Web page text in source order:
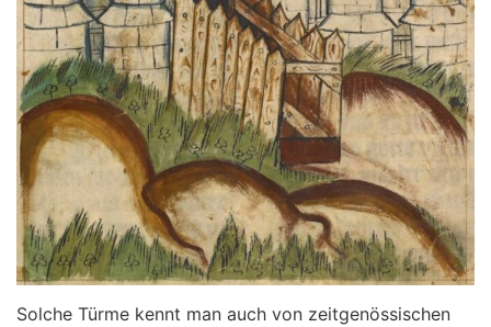
Solche Türme kennt man auch von zeitgenössischen